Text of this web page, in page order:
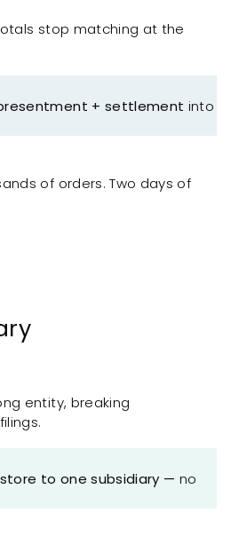
stop matching at the
+ settlement into
of orders. Two days of
entity, breaking
to one subsidiary — no